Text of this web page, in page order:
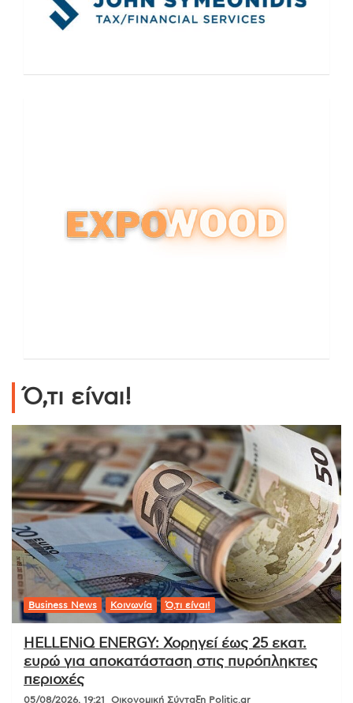
Ό,τι είναι!
Business News Κοινωνία Ό,τι είναι!
HELLENiQ ENERGY: Χορηγεί έως 25 εκατ.
ευρώ για αποκατάσταση στις πυρόπληκτες
περιοχές
05/08/2026, 19:21 Οικονομική Σύνταξη Politic.gr